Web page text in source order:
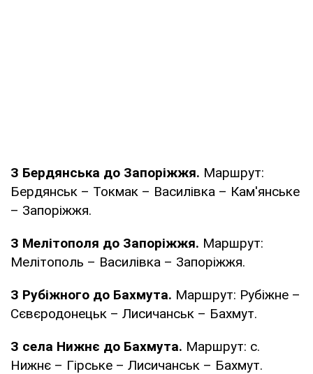
З Бердянська до Запоріжжя. Маршрут:
Бердянськ – Токмак – Василівка – Кам'янське
– Запоріжжя.
З Мелітополя до Запоріжжя. Маршрут:
Мелітополь – Василівка – Запоріжжя.
З Рубіжного до Бахмута. Маршрут: Рубіжне –
Сєвєродонецьк – Лисичанськ – Бахмут.
З села Нижнє до Бахмута. Маршрут: с.
Нижнє – Гірське – Лисичанськ – Бахмут.